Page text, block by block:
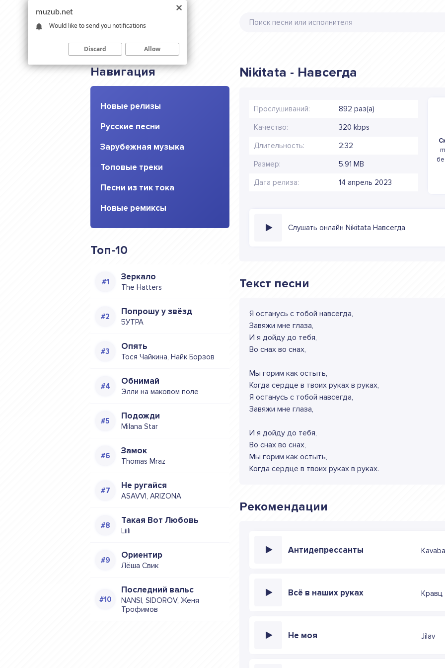
Навигация
Новые релизы
Русские песни
Зарубежная музыка
Топовые треки
Песни из тик тока
Новые ремиксы
Топ-10
Зеркало
The Hatters
Попрошу у звёзд
5УТРА
Опять
Тося Чайкина, Найк Борзов
Обнимай
Элли на маковом поле
Подожди
Milana Star
Замок
Thomas Mraz
Не ругайся
ASAVVI, ARIZONA
Такая Вот Любовь
Liili
Ориентир
Лёша Свик
Последний вальс
NANSI, SIDOROV, Женя
Трофимов
Nikitata - Навсегда
Прослушиваний: 892 раз(а)
Качество: 320 kbps
Длительность: 2:32
Размер: 5.91 MB
Дата релиза: 14 апрель 2023
Слушать онлайн Nikitata Навсегда
Текст песни
Я останусь с тобой навсегда,
Завяжи мне глаза,
И я дойду до тебя,
Во снах во снах,
Мы горим как остыть,
Когда сердце в твоих руках в руках,
Я останусь с тобой навсегда,
Завяжи мне глаза,
И я дойду до тебя,
Во снах во снах,
Мы горим как остыть,
Когда сердце в твоих руках в руках.
Рекомендации
Антидепрессанты
Всё в наших руках
Не моя Jilav
muzub.net
Would like to send you notifications
Discard Allow